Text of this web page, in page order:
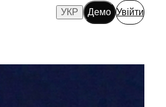
УКР Демо Увійти